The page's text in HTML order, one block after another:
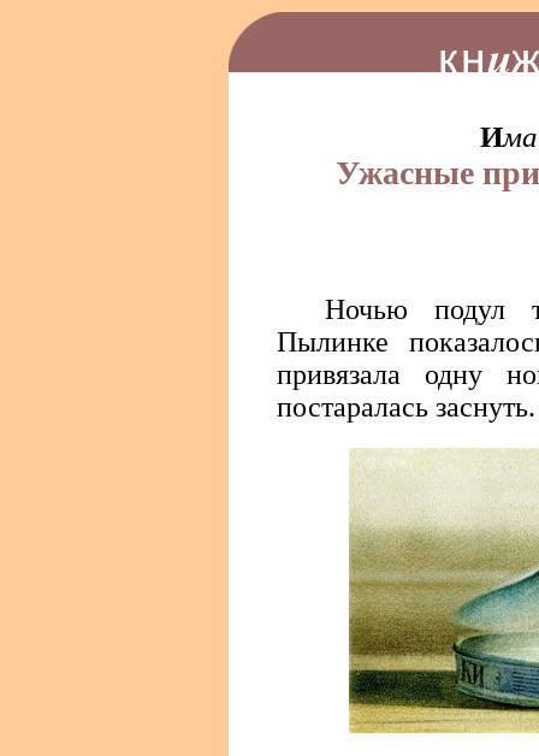
И
Ужасные
Ночью подул
Пылинке
привязала одну
постаралась заснуть.